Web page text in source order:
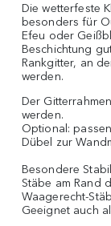
Die wetterfeste
besonders für
Efeu oder
Beschichtung
Rankgitter, an
werden.
Der
werden.
Optional:
Dübel zur
Besondere
Stäbe am Rand
Waagerecht-
Geeignet auch